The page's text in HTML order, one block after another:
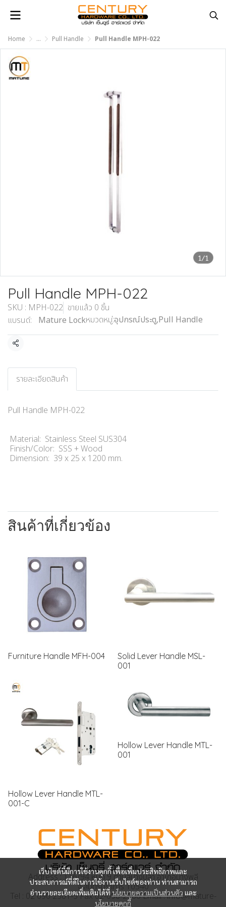
Home ... Pull Handle Pull Handle MPH-022
1/1
Pull Handle MPH-022
SKU : MPH-022 ขายแล้ว 0 ชิ้น
แบรนด์:
Mature Lockหมวดหมู่:อุปกรณ์ประตู,Pull Handle
แชร์
รายละเอียดสินค้า
Pull Handle MPH-022
Material: Stainless Steel SUS304
Finish/Color: SSS + Wood
Dimension: 39 x 25 x 1200 mm.
สินค้าที่เกี่ยวข้อง
Furniture Handle MFH-004
Solid Lever Handle MSL-
001
Hollow Lever Handle MTL-
001-C
Hollow Lever Handle MTL-
001
เว็บไซต์นี้มีการใช้งานคุกกี้ เพื่อเพิ่มประสิทธิภาพและ
ประสบการณ์ที่ดีในการใช้งานเว็บไซต์ของท่าน ท่านสามารถ
อ่านรายละเอียดเพิ่มเติมได้ที่นโยบายความเป็นส่วนตัว และ
นโยบายคุกกี้
Address : 116/94 หมู่ที่ 9 ตำบลบางปลา อำเภอบางพลี
จ.สมุทรปราการ 10540
Tel : 02 090 2501-5 Fax 02-090-2506 Email : info@mature-